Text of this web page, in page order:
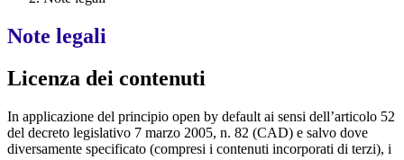
Note legali
Licenza dei contenuti
In applicazione del principio open by default ai sensi dell’articolo 52
del decreto legislativo 7 marzo 2005, n. 82 (CAD) e salvo dove
diversamente specificato (compresi i contenuti incorporati di terzi), i